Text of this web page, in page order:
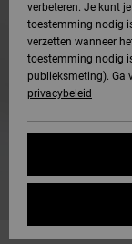
verbeteren. Je kunt
toestemming nodig
verzetten wanneer
toestemming nodig
publieksmeting). Ga
privacybeleid